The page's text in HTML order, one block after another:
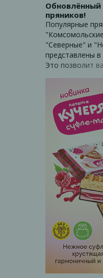
пряников!
Популярные
"Северные" и
представлены
Это позволит
Отличная
себя и близких!